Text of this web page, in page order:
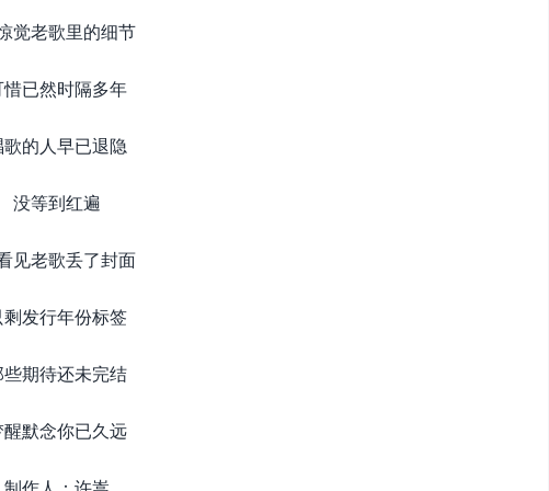
觉老歌里的细节
已然时隔多年
的人早已退隐
没等到红遍
见老歌丢了封面
发行年份标签
期待还未完结
默念你已久远